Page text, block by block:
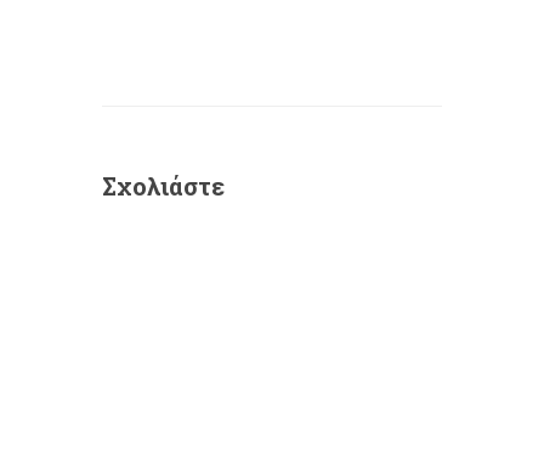
Σχολιάστε